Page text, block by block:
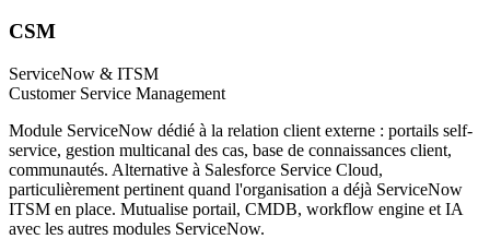
CSM
ServiceNow & ITSM
Customer Service Management
Module ServiceNow dédié à la relation client externe : portails self-
service, gestion multicanal des cas, base de connaissances client,
communautés. Alternative à Salesforce Service Cloud,
particulièrement pertinent quand l'organisation a déjà ServiceNow
ITSM en place. Mutualise portail, CMDB, workflow engine et IA
avec les autres modules ServiceNow.